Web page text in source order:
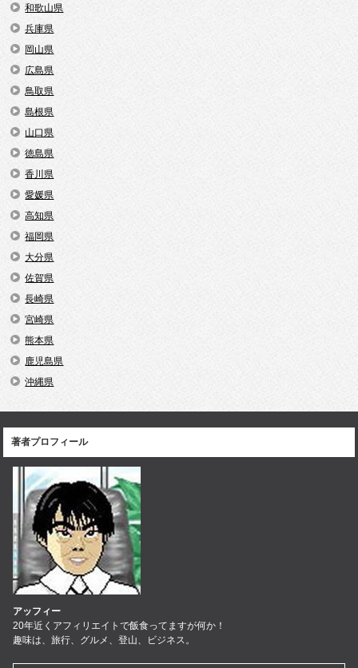
和歌山県
兵庫県
岡山県
広島県
鳥取県
島根県
山口県
徳島県
香川県
愛媛県
高知県
福岡県
大分県
佐賀県
長崎県
宮崎県
熊本県
鹿児島県
沖縄県
著者プロフィール
アッフィー
20年近くアフィリエイトで飯食ってますが何か！
趣味は、旅行、グルメ、登山、ビジネス。